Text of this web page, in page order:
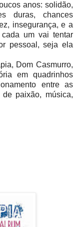
anos: solidão,
duras, chances
insegurança, e a
um vai tentar
pessoal, seja ela
Dom Casmurro,
em quadrinhos
entre as
paixão, música,